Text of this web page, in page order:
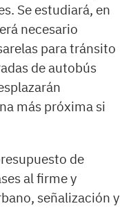
Se estudiará, en
necesario
para tránsito
de autobús
más próxima si
de
al firme y
señalización y